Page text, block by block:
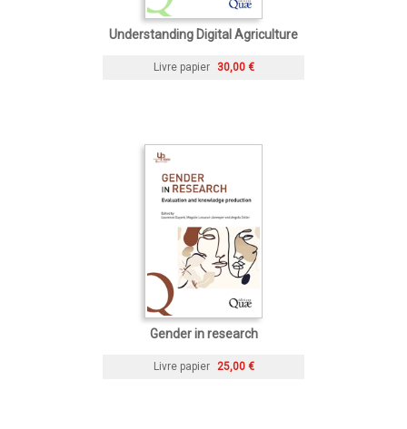
Understanding Digital Agriculture
Livre papier 30,00 €
Gender in research
Livre papier 25,00 €